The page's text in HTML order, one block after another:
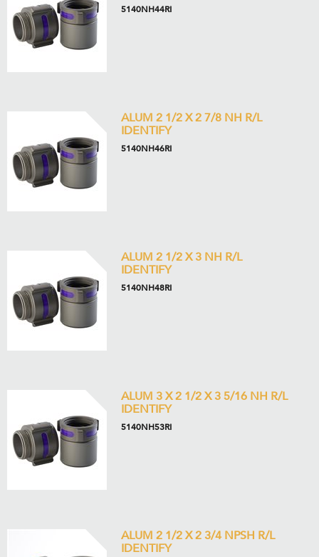
5140NH44RI
ALUM 2 1/2 X 2 7/8 NH R/L
IDENTIFY
5140NH46RI
ALUM 2 1/2 X 3 NH R/L
IDENTIFY
5140NH48RI
ALUM 3 X 2 1/2 X 3 5/16 NH R/L
IDENTIFY
5140NH53RI
ALUM 2 1/2 X 2 3/4 NPSH R/L
IDENTIFY